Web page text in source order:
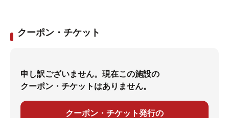
クーポン・チケット
申し訳ございません。現在この施設の
クーポン・チケットはありません。
クーポン・チケット発行の